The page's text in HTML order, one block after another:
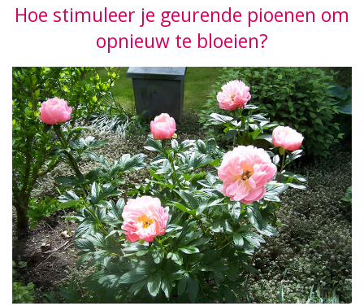
Hoe stimuleer je geurende pioenen om
opnieuw te bloeien?